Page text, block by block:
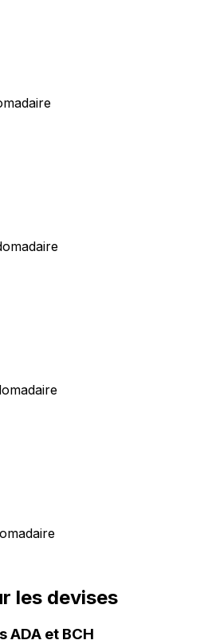
les devises
ADA et BCH